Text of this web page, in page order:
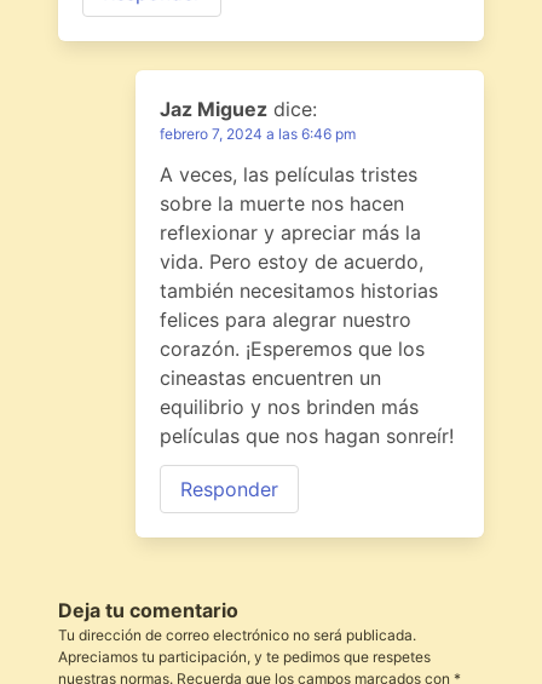
Jaz Miguez dice:
febrero 7, 2024 a las 6:46 pm
A veces, las películas tristes
sobre la muerte nos hacen
reflexionar y apreciar más la
vida. Pero estoy de acuerdo,
también necesitamos historias
felices para alegrar nuestro
corazón. ¡Esperemos que los
cineastas encuentren un
equilibrio y nos brinden más
películas que nos hagan sonreír!
Responder
Deja tu comentario
Tu dirección de correo electrónico no será publicada.
Apreciamos tu participación, y te pedimos que respetes
nuestras normas. Recuerda que los campos marcados con *